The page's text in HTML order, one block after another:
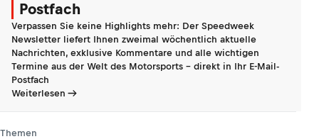
Postfach
Verpassen Sie keine Highlights mehr: Der Speedweek
Newsletter liefert Ihnen zweimal wöchentlich aktuelle
Nachrichten, exklusive Kommentare und alle wichtigen
Termine aus der Welt des Motorsports - direkt in Ihr E-Mail-
Postfach
Weiterlesen
Themen